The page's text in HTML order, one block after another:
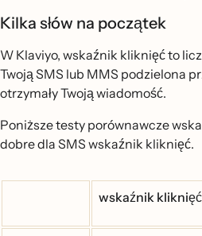
Kilka słów na początek
W Klaviyo, wskaźnik kliknięć to
Twoją SMS lub MMS podzielona
otrzymały Twoją wiadomość.
Poniższe testy porównawcze
dobre dla SMS wskaźnik kliknięć.
wskaźnik